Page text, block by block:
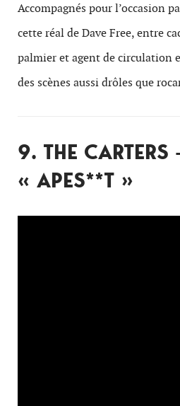
Accompagnés pour l’occasion
cette réal de Dave Free, entre
palmier et agent de circulation
des scènes aussi drôles que
9. THE CARTERS
« APES**T »